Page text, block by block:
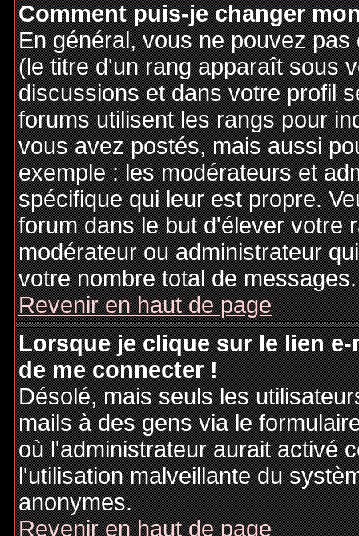
Comment puis-je changer
En général, vous ne pouvez
(le titre d'un rang apparaît sous
discussions et dans votre profil
forums utilisent les rangs pour
vous avez postés, mais aussi
exemple : les modérateurs et
spécifique qui leur est propre.
forum dans le but d'élever votre
modérateur ou administrateur
votre nombre total de messages.
Revenir en haut de page
Lorsque je clique sur le lien
de me connecter !
Désolé, mais seuls les
mails à des gens via le
où l'administrateur aurait activé
l'utilisation malveillante du
anonymes.
Revenir en haut de page